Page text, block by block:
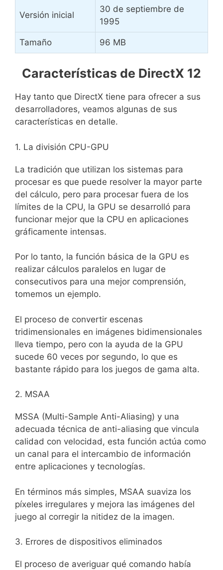
Versión inicial
30 de septiembre de
1995
Tamaño 96 MB
Características de DirectX 12
Hay tanto que DirectX tiene para ofrecer a sus
desarrolladores, veamos algunas de sus
características en detalle.
1. La división CPU-GPU
La tradición que utilizan los sistemas para
procesar es que puede resolver la mayor parte
del cálculo, pero para procesar fuera de los
límites de la CPU, la GPU se desarrolló para
funcionar mejor que la CPU en aplicaciones
gráficamente intensas.
Por lo tanto, la función básica de la GPU es
realizar cálculos paralelos en lugar de
consecutivos para una mejor comprensión,
tomemos un ejemplo.
El proceso de convertir escenas
tridimensionales en imágenes bidimensionales
lleva tiempo, pero con la ayuda de la GPU
sucede 60 veces por segundo, lo que es
bastante rápido para los juegos de gama alta.
2. MSAA
MSSA (Multi-Sample Anti-Aliasing) y una
adecuada técnica de anti-aliasing que vincula
calidad con velocidad, esta función actúa como
un canal para el intercambio de información
entre aplicaciones y tecnologías.
En términos más simples, MSAA suaviza los
píxeles irregulares y mejora las imágenes del
juego al corregir la nitidez de la imagen.
3. Errores de dispositivos eliminados
El proceso de averiguar qué comando había